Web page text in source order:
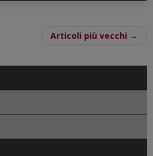
Articoli più vecchi →